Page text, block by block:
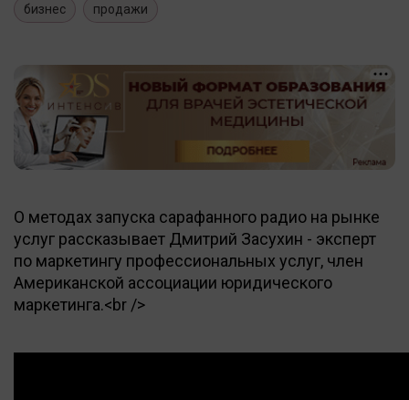
бизнес продажи
О методах запуска сарафанного радио на рынке
услуг рассказывает Дмитрий Засухин - эксперт
по маркетингу профессиональных услуг, член
Американской ассоциации юридического
маркетинга.<br />